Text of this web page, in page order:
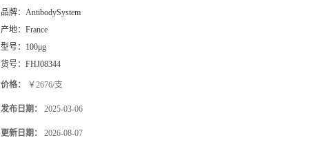
品牌： AntibodySystem
产地： France
型号： 100μg
货号： FHJ08344
价格： ￥2676/支
发布日期： 2025-03-06
更新日期： 2026-08-07